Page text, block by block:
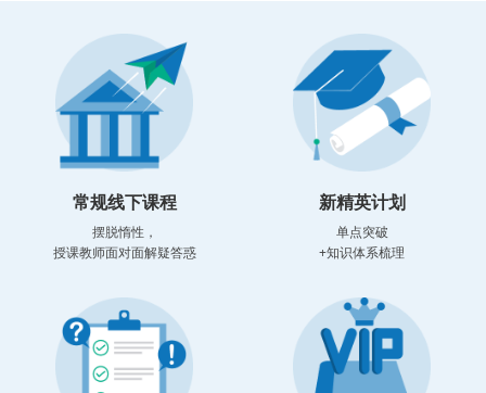
常规线下课程
摆脱惰性，
授课教师面对面解疑答惑
新精英计划
单点突破
+知识体系梳理